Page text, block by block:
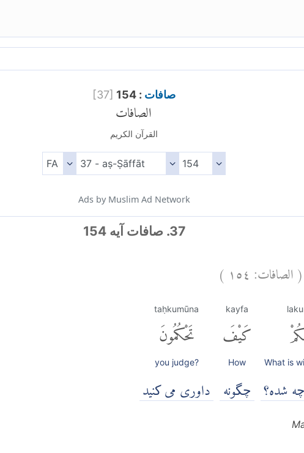
[37] صافات : 154
الصافات
القرآن الكريم
Ads by Muslim Ad Network
37. صافات آیه 154
(الصافات: ١٥٤ )
What is
شده؟
kayfa
كَيْفَ
How
چگونه
taḥkumūna
تَحْكُمُونَ
you judge?
داوری می کنید